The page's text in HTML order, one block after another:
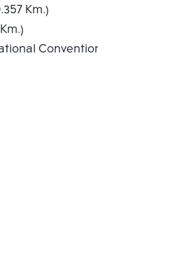
Km.)
Convention Centre